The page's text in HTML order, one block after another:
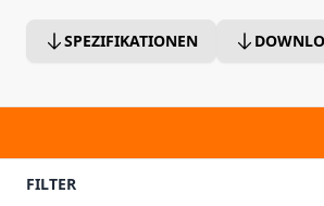
SPEZIFIKATIONEN
FILTER